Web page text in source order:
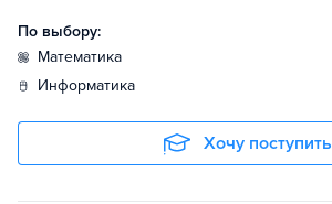
По выбору:
математика
информатика
Хочу поступить